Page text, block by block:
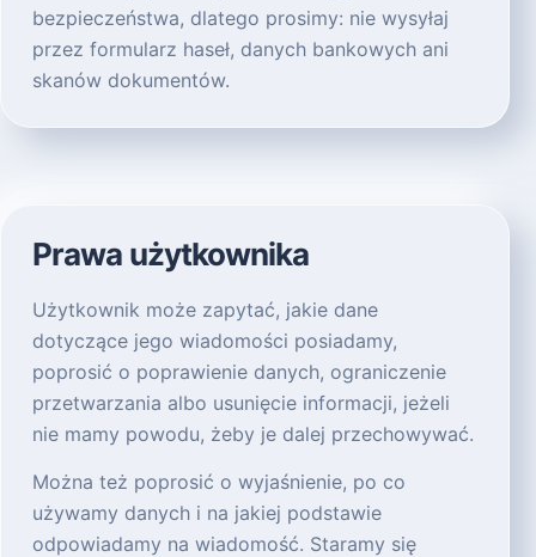
bezpieczeństwa, dlatego prosimy: nie wysyłaj
przez formularz haseł, danych bankowych ani
skanów dokumentów.
Prawa użytkownika
Użytkownik może zapytać, jakie dane
dotyczące jego wiadomości posiadamy,
poprosić o poprawienie danych, ograniczenie
przetwarzania albo usunięcie informacji, jeżeli
nie mamy powodu, żeby je dalej przechowywać.
Można też poprosić o wyjaśnienie, po co
używamy danych i na jakiej podstawie
odpowiadamy na wiadomość. Staramy się